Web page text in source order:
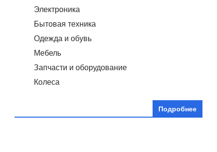
Электроника
Бытовая техника
Одежда и обувь
Мебель
Запчасти и оборудование
Колеса
Подробнее